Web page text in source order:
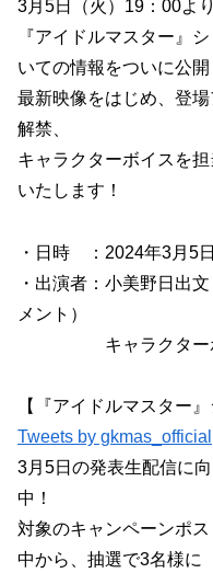
3月5日（火）19：00より
『アイドルマスター』
いての情報をついに公開
最新映像をはじめ、登
解禁、
キャラクターボイスを
いたします！
・日時 ：2024年3月5
・出演者：小美野日出
メント）
キャラクターボ
【『アイドルマスター
Tweets by gkmas_official
3月5日の発表生配信に
中！
対象のキャンペーンポ
中から、抽選で3名様に